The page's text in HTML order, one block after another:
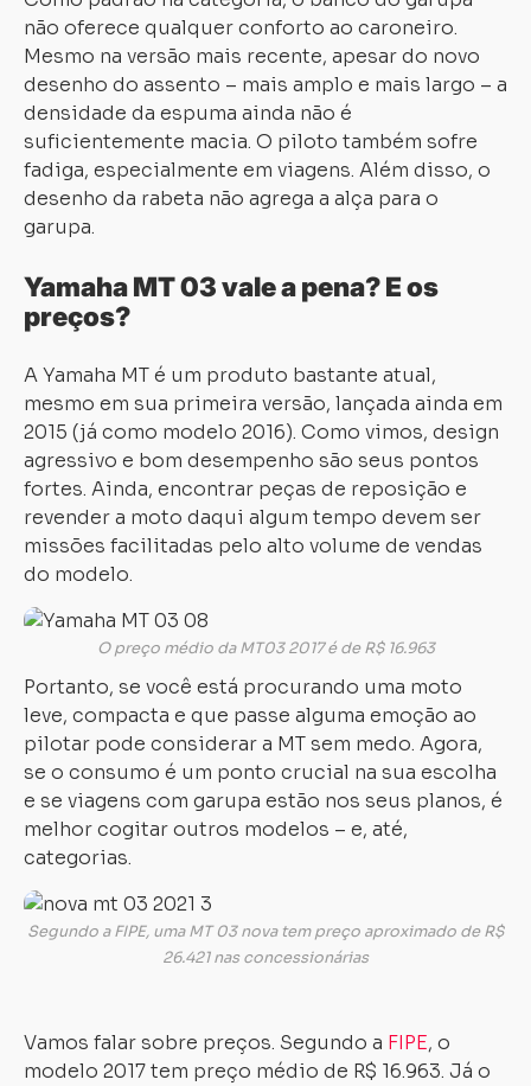
não oferece qualquer conforto ao caroneiro.
Mesmo na versão mais recente, apesar do novo
desenho do assento – mais amplo e mais largo – a
densidade da espuma ainda não é
suficientemente macia. O piloto também sofre
fadiga, especialmente em viagens. Além disso, o
desenho da rabeta não agrega a alça para o
garupa.
Yamaha MT 03 vale a pena? E os
preços?
A Yamaha MT é um produto bastante atual,
mesmo em sua primeira versão, lançada ainda em
2015 (já como modelo 2016). Como vimos, design
agressivo e bom desempenho são seus pontos
fortes. Ainda, encontrar peças de reposição e
revender a moto daqui algum tempo devem ser
missões facilitadas pelo alto volume de vendas
do modelo.
O preço médio da MT03 2017 é de R$ 16.963
Portanto, se você está procurando uma moto
leve, compacta e que passe alguma emoção ao
pilotar pode considerar a MT sem medo. Agora,
se o consumo é um ponto crucial na sua escolha
e se viagens com garupa estão nos seus planos, é
melhor cogitar outros modelos – e, até,
categorias.
Segundo a FIPE, uma MT 03 nova tem preço aproximado de R$
26.421 nas concessionárias
Vamos falar sobre preços. Segundo a FIPE, o
modelo 2017 tem preço médio de R$ 16.963. Já o
Carregando...
Carregando...